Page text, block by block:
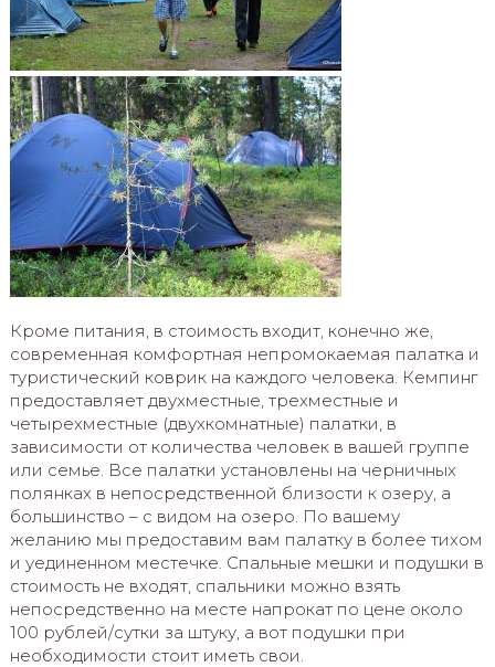
Кроме питания, в стоимость входит, конечно же,
современная комфортная непромокаемая палатка и
туристический коврик на каждого человека. Кемпинг
предоставляет двухместные, трехместные и
четырехместные (двухкомнатные) палатки, в
зависимости от количества человек в вашей группе
или семье. Все палатки установлены на черничных
полянках в непосредственной близости к озеру, а
большинство – с видом на озеро. По вашему
желанию мы предоставим вам палатку в более тихом
и уединенном местечке. Спальные мешки и подушки в
стоимость не входят, спальники можно взять
непосредственно на месте напрокат по цене около
100 рублей/сутки за штуку, а вот подушки при
необходимости стоит иметь свои.